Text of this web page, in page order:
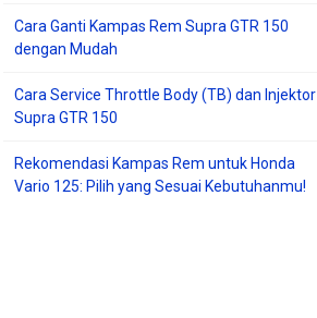
Cara Ganti Kampas Rem Supra GTR 150
dengan Mudah
Cara Service Throttle Body (TB) dan Injektor
Supra GTR 150
Rekomendasi Kampas Rem untuk Honda
Vario 125: Pilih yang Sesuai Kebutuhanmu!